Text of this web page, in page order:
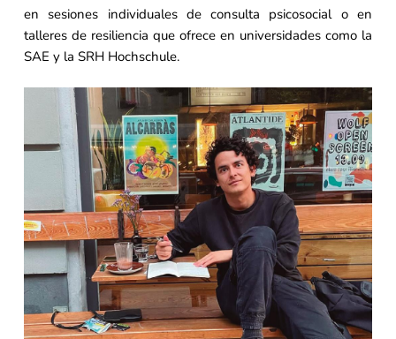
en sesiones individuales de consulta psicosocial o en
talleres de resiliencia que ofrece en universidades como la
SAE y la SRH Hochschule.